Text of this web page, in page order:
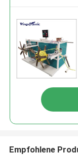
Empfohlene